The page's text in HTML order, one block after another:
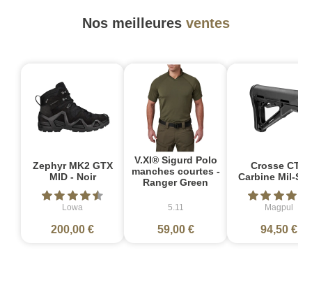
Nos meilleures ventes
Zephyr MK2 GTX
MID - Noir
Lowa
200,00 €
V.XI® Sigurd Polo
manches courtes -
Ranger Green
5.11
59,00 €
Crosse CTR
Carbine Mil-
Magpul
94,50 €